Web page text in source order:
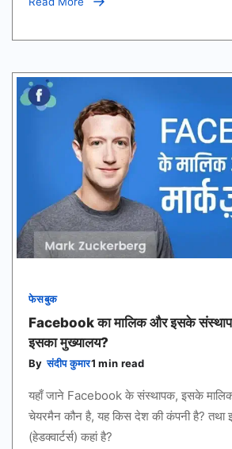
फेसबुक
Facebook का मालिक और इसके
इसका मुख्यालय?
By संदीप कुमार1 min read
यहाँ जाने Facebook के संस्थापक, इसके
चेयरमैन कौन है, यह किस देश की कंपनी है? तथा
(हेडक्‍वार्टर्स) कहां है?